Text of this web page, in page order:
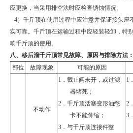
应更换，当采用排空法时应检查锈蚀情况。
4）千斤顶在使用过程中应注意并保证接头座
实可靠。千斤顶在运输过程中应轻装轻卸，特
响千斤顶的使用。
八、移后溜千斤顶常见故障、原因与排除方法：
部位
故障现象 可能的原因
不动作
1． 截止阀未开，或过滤
器堵死；
2． 千斤顶活塞变形油憋
卡不能伸缩；
3． 与千斤顶连接件蹩
1．
2．
3．